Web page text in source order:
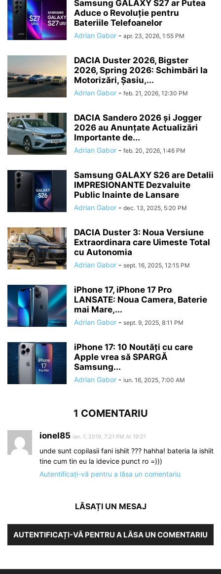
Samsung GALAXY S27 ar Putea
Aduce o Revoluție pentru
Bateriile Telefoanelor
Adrian Gabor - apr. 23, 2026, 1:55 PM
DACIA Duster 2026, Bigster
2026, Spring 2026: Schimbări la
Motorizări, Șasiu,...
Adrian Gabor - feb. 21, 2026, 12:30 PM
DACIA Sandero 2026 și Jogger
2026 au Anunțate Actualizări
Importante de...
Adrian Gabor - feb. 20, 2026, 1:46 PM
Samsung GALAXY S26 are Detalii
IMPRESIONANTE Dezvaluite
Public Inainte de Lansare
Adrian Gabor - dec. 13, 2025, 5:20 PM
DACIA Duster 3: Noua Versiune
Extraordinara care Uimeste Total
cu Autonomia
Adrian Gabor - sept. 16, 2025, 12:15 PM
iPhone 17, iPhone 17 Pro
LANSATE: Noua Camera, Baterie
mai Mare,...
Adrian Gabor - sept. 9, 2025, 8:11 PM
iPhone 17: 10 Noutăți cu care
Apple vrea să SPARGĂ
Samsung...
Adrian Gabor - iun. 16, 2025, 7:00 AM
1 COMENTARIU
ionel85 ian. 1, 2019, 7:21 PM At 19:21
unde sunt copilasii fani ishiit ??? hahha! bateria la ishiit
tine cum tin eu la idevice punct ro =)))
Autentificați-vă pentru a lăsa un comentariu
LĂSAȚI UN MESAJ
AUTENTIFICAȚI-VĂ PENTRU A LĂSA UN COMENTARIU